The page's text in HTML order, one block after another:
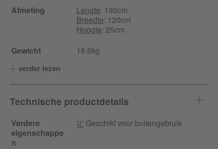
Afmeting
Lengte: 190cm
Breedte: 120cm
Hoogte: 25cm
Gewicht
18.6kg
verder lezen
Technische productdetails
Verdere
eigenschappe
n
Geschikt voor buitengebruik